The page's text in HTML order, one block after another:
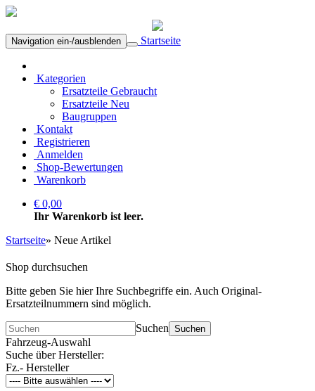
Navigation ein-/ausblenden Startseite
Kategorien
Ersatzteile Gebraucht
Ersatzteile Neu
Baugruppen
Kontakt
Registrieren
Anmelden
Shop-Bewertungen
Warenkorb
€ 0,00
Ihr Warenkorb ist leer.
Startseite» Neue Artikel
Shop durchsuchen
Bitte geben Sie hier Ihre Suchbegriffe ein. Auch Original-
Ersatzteilnummern sind möglich.
Suchen Suchen
Fahrzeug-Auswahl
Suche über Hersteller:
Fz.- Hersteller